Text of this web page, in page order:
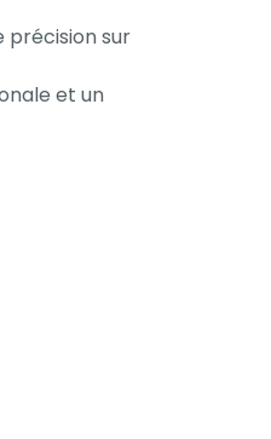
précision sur
et un